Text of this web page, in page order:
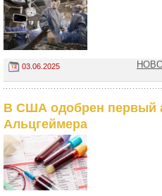
03.06.2025
В США одобрен первый
Альцгеймера